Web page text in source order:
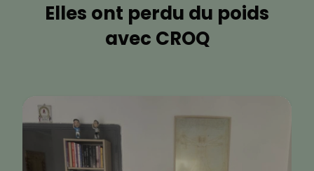
Elles ont perdu du poids
avec CROQ